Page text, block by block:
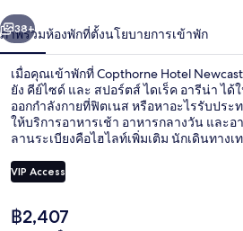
า
ถัดไป
38+
ภาพรวมห้องพักที่ตั้งนโยบายการเข้าพัก
เมื่อคุณเข้าพักที่ Copthorne Hotel
ยัง คีย์ไซด์ และ สปอร์ตส์ ไดเร็ค อารีน่า ได้
ออกกำลังกายที่ฟิตเนส หรือหาอะไรรับประ
ให้บริการอาหารเช้า อาหารกลางวัน และอ
ลานระเบียงคือไฮไลท์เพิ่มเติม นักเดินทาง
นาทีถึง สถานีกลาง
VIP Access
ราคา
฿2,407